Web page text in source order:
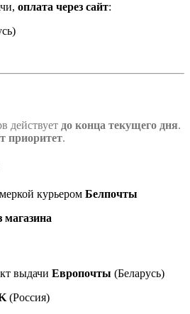
оплата через сайт:
действует до конца текущего дня.
приоритет.
курьером Белпочты
магазина
выдачи Европочты (Беларусь)
(Россия)